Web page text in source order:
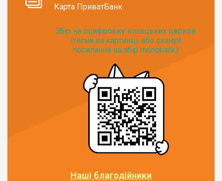
Карта ПриватБанк
Збір на оцифровку козацьких церков
(тисни на картинці, або скануй
посилання на збір monobank):
Наші благодійники